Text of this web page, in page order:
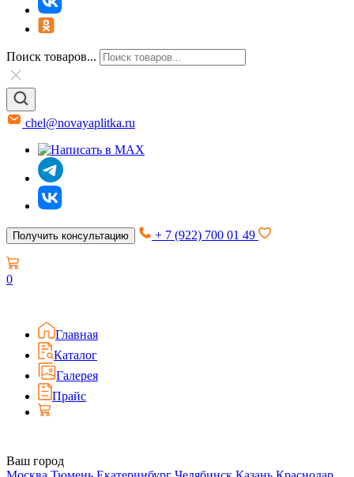
Поиск товаров...
chel@novayaplitka.ru
Получить консультацию + 7 (922) 700 01 49
0
Главная
Каталог
Галерея
Прайс
Ваш город